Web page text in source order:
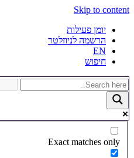
Skip to content
יומן פעילות
הרשמה לניוזלטר
EN
חיפוש
Exact matches only